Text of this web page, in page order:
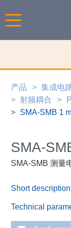
产品 集成电
射频耦合
SMA-SMB 1
SMA-
SMA-SMB 测量
Short description
Technical